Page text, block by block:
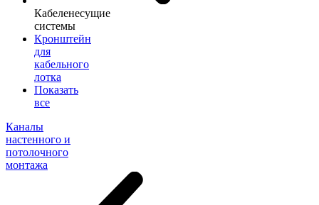
Кабеленесущие
системы
Кронштейн
для
кабельного
лотка
Показать
все
Каналы
настенного и
потолочного
монтажа